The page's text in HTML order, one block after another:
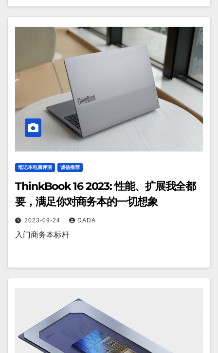
笔记本电脑评测 诚信推荐
ThinkBook 16 2023: 性能、扩展我全都
要，满足你对商务本的一切想象
2023-09-24 DADA
入门商务本标杆